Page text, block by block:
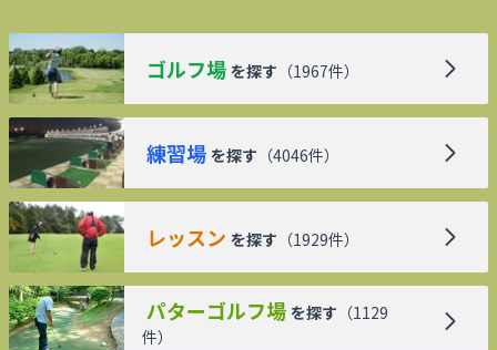
ゴルフ場 を探す （1967件）
練習場 を探す （4046件）
レッスン を探す （1929件）
パターゴルフ場 を探す （1129
件）